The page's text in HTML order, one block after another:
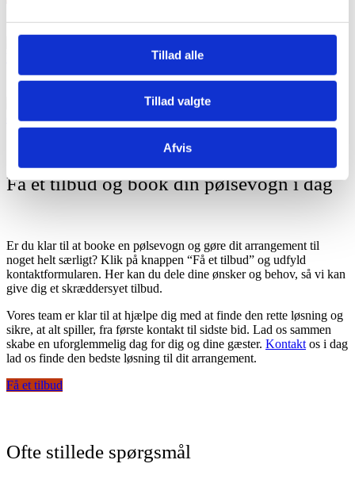
Tillad alle
Tillad valgte
Afvis
Få et tilbud og book din pølsevogn i dag
Er du klar til at booke en pølsevogn og gøre dit arrangement til
noget helt særligt? Klik på knappen “Få et tilbud” og udfyld
kontaktformularen. Her kan du dele dine ønsker og behov, så vi kan
give dig et skræddersyet tilbud.
Vores team er klar til at hjælpe dig med at finde den rette løsning og
sikre, at alt spiller, fra første kontakt til sidste bid. Lad os sammen
skabe en uforglemmelig dag for dig og dine gæster. Kontakt os i dag
lad os finde den bedste løsning til dit arrangement.
Få et tilbud
Ofte stillede spørgsmål